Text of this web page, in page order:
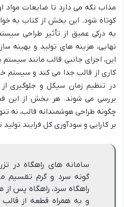
مذاب نگه می دارد تا ضایعات مواد
کوتاه شود. این بخش از کتاب به
به درکی عمیق از تأثیر طراحی
نهایی، هزینه های تولید و بهینه
این، اجزای جانبی قالب مانند
کاری از قالب جدا می کند و سیستم
در تنظیم زمان سیکل و جلوگیری
بررسی می شوند. هر بخش از این
چگونه طراحی هوشمندانه قالب، نه
بر کارایی و سودآوری کل فرایند تولید
سامانه های راهگاه در
گونه سرد و گرم تقسیم
راهگاه سرد، راهگاه پس
و به همراه قطعه از